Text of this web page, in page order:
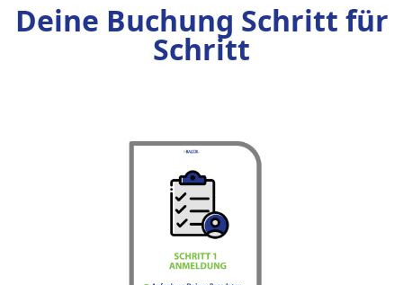
Deine Buchung Schritt für
Schritt